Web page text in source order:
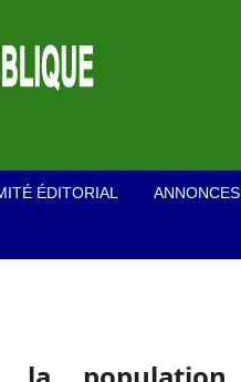
ÉDITORIAL ANNONCES